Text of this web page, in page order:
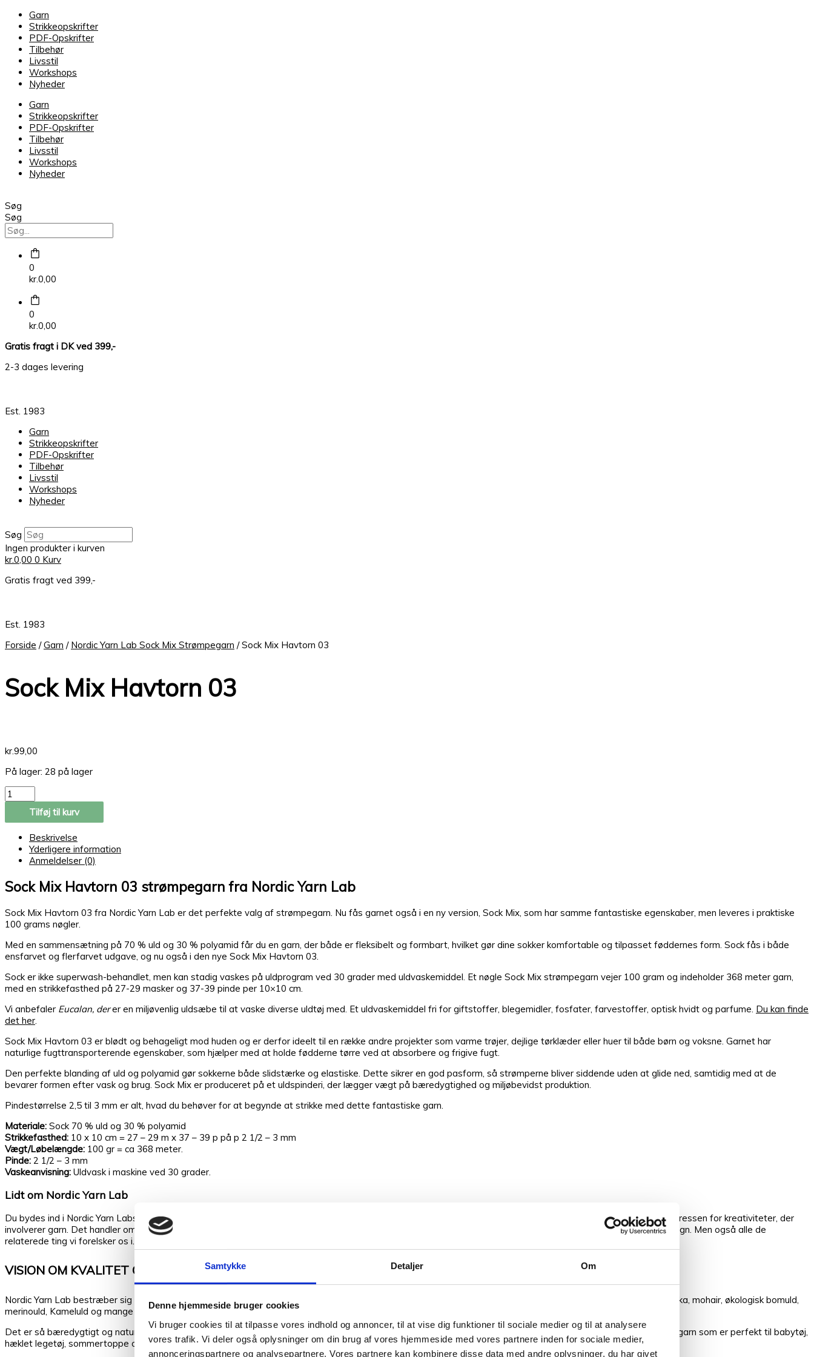
Samtykke Detaljer Om
Denne hjemmeside bruger cookies
Vi bruger cookies til at tilpasse vores indhold og annoncer, til at vise dig funktioner til sociale medier og til at analysere
vores trafik. Vi deler også oplysninger om din brug af vores hjemmeside med vores partnere inden for sociale medier,
annonceringspartnere og analysepartnere. Vores partnere kan kombinere disse data med andre oplysninger, du har givet
Garn
Strikkeopskrifter
PDF-Opskrifter
Tilbehør
Livsstil
Workshops
Nyheder
Garn
Strikkeopskrifter
PDF-Opskrifter
Tilbehør
Livsstil
Workshops
Nyheder
Søg
Søg
0
kr.0,00
0
kr.0,00
Gratis fragt i DK ved 399,-
2-3 dages levering
Est. 1983
Garn
Strikkeopskrifter
PDF-Opskrifter
Tilbehør
Livsstil
Workshops
Nyheder
Søg
Ingen produkter i kurven
kr.0,00 0 Kurv
Gratis fragt ved 399,-
Est. 1983
Forside /Garn / Nordic Yarn Lab Sock Mix Strømpegarn / Sock Mix Havtorn 03
Sock Mix Havtorn 03
kr.99,00
På lager: 28 på lager
Havtorn
antal
Tilføj til kurv
Beskrivelse
Yderligere information
Anmeldelser (0)
Sock Mix Havtorn 03 strømpegarn fra Nordic Yarn Lab
Sock Mix Havtorn 03 fra Nordic Yarn Lab er det perfekte valg af strømpegarn. Nu fås garnet også i en ny version, Sock Mix, som har samme fantastiske egenskaber, men leveres i praktiske
100 grams nøgler.
Med en sammensætning på 70 % uld og 30 % polyamid får du en garn, der både er fleksibelt og formbart, hvilket gør dine sokker komfortable og tilpasset føddernes form. Sock fås i både
ensfarvet og flerfarvet udgave, og nu også i den nye Sock Mix Havtorn 03.
Sock er ikke superwash-behandlet, men kan stadig vaskes på uldprogram ved 30 grader med uldvaskemiddel. Et nøgle Sock Mix strømpegarn vejer 100 gram og indeholder 368 meter garn,
med en strikkefasthed på 27-29 masker og 37-39 pinde per 10×10 cm.
Vi anbefaler Eucalan, derer en miljøvenlig uldsæbe til at vaske diverse uldtøj med. Et uldvaskemiddel fri for giftstoffer, blegemidler, fosfater, farvestoffer, optisk hvidt og parfume. Du kan finde
det her
Sock Mix Havtorn 03 er blødt og behageligt mod huden og er derfor ideelt til en række andre projekter som varme trøjer, dejlige tørklæder eller huer til både børn og voksne. Garnet har
naturlige fugttransporterende egenskaber, som hjælper med at holde fødderne tørre ved at absorbere og frigive fugt.
Den perfekte blanding af uld og polyamid gør sokkerne både slidstærke og elastiske. Dette sikrer en god pasform, så strømperne bliver siddende uden at glide ned, samtidig med at de
bevarer formen efter vask og brug. Sock Mix er produceret på et uldspinderi, der lægger vægt på bæredygtighed og miljøbevidst produktion.
Pindestørrelse 2,5 til 3 mm er alt, hvad du behøver for at begynde at strikke med dette fantastiske garn.
Materiale: Sock 70 % uld og 30 % polyamid
Strikkefasthed: 10 x 10 cm = 27 – 29 m x 37 – 39 p på p 2 1/2 – 3 mm
Vægt/Løbelængde: 100 gr = ca 368 meter.
Pinde: 2 1/2 – 3 mm
Vaskeanvisning: Uldvask i maskine ved 30 grader.
Lidt om Nordic Yarn Lab
Du bydes ind i Nordic Yarn Labs strikkeunivers gennem nordisk charme og et hyggeligt fællesskab bestående af strikke og hækleelskere, der deler glæden og interessen for kreativiteter, der
involverer garn. Det handler om garn og glæde ved håndarbejde. Det handler om at arbejde og udvikle sin fascination af garn og om venskaber skabt i trådens tegn. Men også alle de
relaterede ting vi forelsker os i. En tråd videre i dette spor er håndfarvning af garn.
VISION OM KVALITET OG ET BÆREDYGTIGT GARNVALG
Nordic Yarn Lab bestræber sig på at levere bæredygtigt garn af høj kvalitet, der er produceret efter FN’s verdensmål. Vi har et skønt mix af rene varer som alpakka, mohair, økologisk bomuld,
merinould, Kameluld og mange flere.
Det er så bæredygtigt og naturligt som muligt. Se fx vores Tromsø fra Nordic Yarn Lab, i 100 % økologisk 4 trådet bomuldsgarn. Et blødt og miljøvenligt bomuldsgarn som er perfekt til babytøj,
hæklet legetøj, sommertoppe og lette sweatre.